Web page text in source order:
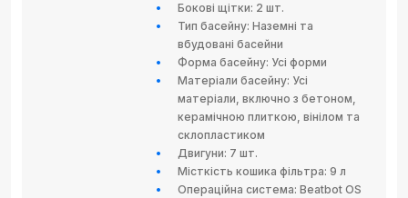
Бокові щітки: 2 шт.
Тип басейну: Наземні та
вбудовані басейни
Форма басейну: Усі форми
Матеріали басейну: Усі
матеріали, включно з бетоном,
керамічною плиткою, вінілом та
склопластиком
Двигуни: 7 шт.
Місткість кошика фільтра: 9 л
Операційна система: Beatbot OS